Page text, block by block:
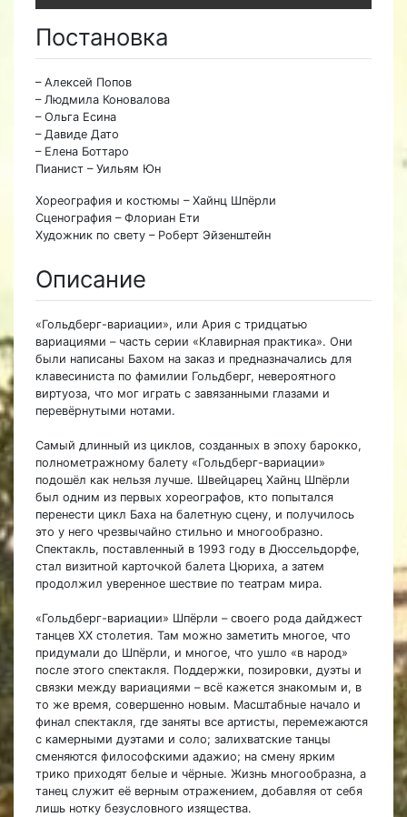
Постановка
– Алексей Попов
– Людмила Коновалова
– Ольга Есина
– Давиде Дато
– Елена Боттаро
Пианист – Уильям Юн
Хореография и костюмы – Хайнц Шпёрли
Сценография – Флориан Ети
Художник по свету – Роберт Эйзенштейн
Описание
«Гольдберг-вариации», или Ария с тридцатью
вариациями – часть серии «Клавирная практика». Они
были написаны Бахом на заказ и предназначались для
клавесиниста по фамилии Гольдберг, невероятного
виртуоза, что мог играть с завязанными глазами и
перевёрнутыми нотами.
Самый длинный из циклов, созданных в эпоху барокко,
полнометражному балету «Гольдберг-вариации»
подошёл как нельзя лучше. Швейцарец Хайнц Шпёрли
был одним из первых хореографов, кто попытался
перенести цикл Баха на балетную сцену, и получилось
это у него чрезвычайно стильно и многообразно.
Спектакль, поставленный в 1993 году в Дюссельдорфе,
стал визитной карточкой балета Цюриха, а затем
продолжил уверенное шествие по театрам мира.
«Гольдберг-вариации» Шпёрли – своего рода дайджест
танцев XX столетия. Там можно заметить многое, что
придумали до Шпёрли, и многое, что ушло «в народ»
после этого спектакля. Поддержки, позировки, дуэты и
связки между вариациями – всё кажется знакомым и, в
то же время, совершенно новым. Масштабные начало и
финал спектакля, где заняты все артисты, перемежаются
с камерными дуэтами и соло; залихватские танцы
сменяются философскими адажио; на смену ярким
трико приходят белые и чёрные. Жизнь многообразна, а
танец служит её верным отражением, добавляя от себя
лишь нотку безусловного изящества.